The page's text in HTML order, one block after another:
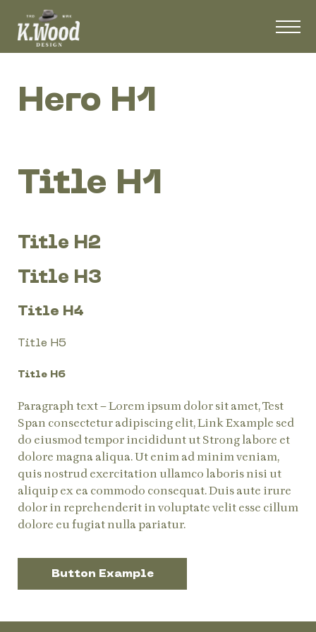
Hero H1
Title H1
Title H2
Title H3
Title H4
Title H5
Title H6
Paragraph text – Lorem ipsum dolor sit amet, Test
Span consectetur adipiscing elit,Link Example sed
do eiusmod tempor incididunt ut Stronglabore et
dolore magna aliqua. Ut enim ad minim veniam,
quis nostrud exercitation ullamco laboris nisi ut
aliquip ex ea commodo consequat. Duis aute irure
dolor in reprehenderit in voluptate velit esse cillum
dolore eu fugiat nulla pariatur.
Button Example